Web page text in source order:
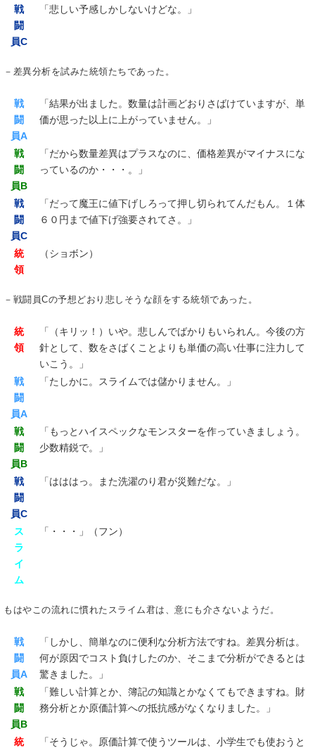
戦
闘
員C
「悲しい予感しかしないけどな。」
－差異分析を試みた統領たちであった。
戦
闘
員A
「結果が出ました。数量は計画どおりさばけていますが、単
価が思った以上に上がっていません。」
戦
闘
員B
「だから数量差異はプラスなのに、価格差異がマイナスにな
っているのか・・・。」
戦
闘
員C
「だって魔王に値下げしろって押し切られてんだもん。１体
６０円まで値下げ強要されてさ。」
統
領
（ショボン）
－戦闘員Cの予想どおり悲しそうな顔をする統領であった。
統
領
「（キリッ！）いや。悲しんでばかりもいられん。今後の方
針として、数をさばくことよりも単価の高い仕事に注力して
いこう。」
戦
闘
員A
「たしかに。スライムでは儲かりません。」
戦
闘
員B
「もっとハイスペックなモンスターを作っていきましょう。
少数精鋭で。」
戦
闘
員C
「はははっ。また洗濯のり君が災難だな。」
ス
ラ
イ
ム
「・・・」（フン）
もはやこの流れに慣れたスライム君は、意にも介さないようだ。
戦
闘
員A
「しかし、簡単なのに便利な分析方法ですね。差異分析は。
何が原因でコスト負けしたのか、そこまで分析ができるとは
驚きました。」
戦
闘
員B
「難しい計算とか、簿記の知識とかなくてもできますね。財
務分析とか原価計算への抵抗感がなくなりました。」
統
「そうじゃ。原価計算で使うツールは、小学生でも使おうと